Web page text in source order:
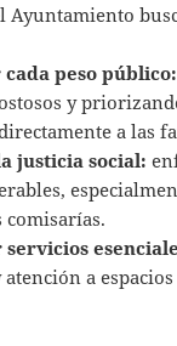
Ayuntamiento
peso público:
y
a las
justicia social:
comisarías.
a